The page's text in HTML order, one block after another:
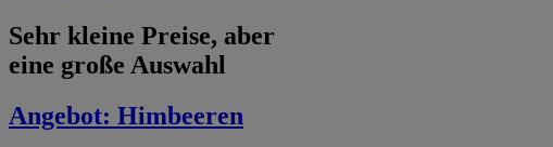
Sehr kleine Preise, aber
eine große Auswahl
Angebot: Himbeeren